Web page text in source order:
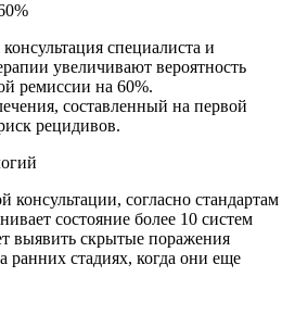
специалиста и
увеличивают вероятность
ремиссии на 60%.
составленный на первой
рецидивов.
консультации, согласно стандартам
состояние более 10 систем
выявить скрытые поражения
стадиях, когда они еще